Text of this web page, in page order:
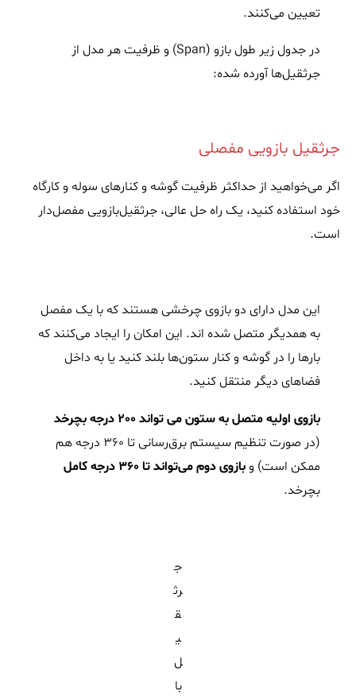
تعیین می‌کنند.
در جدول زیر طول بازو (Span) و ظرفیت هر مدل از
جرثقیل‌ها آورده شده:
جرثقیل بازویی مفصلی
اگر می‌خواهید از حداکثر ظرفیت گوشه و کنارهای سوله و کارگاه
خود استفاده کنید، یک راه حل عالی، جرثقیل‌بازویی مفصل‌دار
است.
این مدل دارای دو بازوی چرخشی هستند که با یک مفصل
به همدیگر متصل شده اند. این امکان را ایجاد می‌کنند که
بارها را در گوشه و کنار ستون‌ها بلند کنید یا به داخل
فضاهای دیگر منتقل کنید.
بازوی اولیه متصل به ستون می تواند 200 درجه بچرخد
(در صورت تنظیم سیستم برق‌رسانی تا 360 درجه هم
ممکن است) و بازوی دوم می‌تواند تا 360 درجه کامل
بچرخد.
ج
رث
ق
ی
ل‌
با